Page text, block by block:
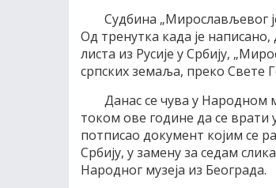
Судбина „Мирослављевог
Од тренутка када је написано,
листа из Русије у Србију,
српских земаља, преко Свете
Данас се чува у Народном
током ове године да се врати
потписао документ којим се
Србију, у замену за седам
Народног музеја из Београда.